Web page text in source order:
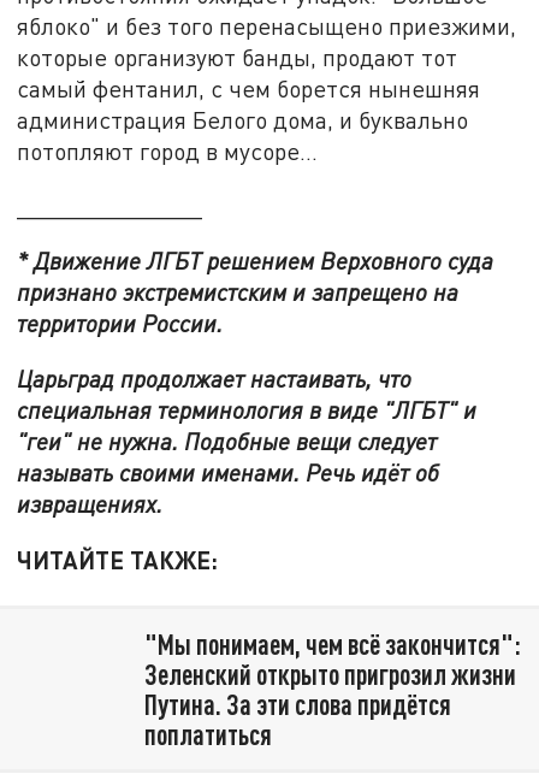
яблоко" и без того перенасыщено приезжими,
которые организуют банды, продают тот
самый фентанил, с чем борется нынешняя
администрация Белого дома, и буквально
потопляют город в мусоре...
* Движение ЛГБТ решением Верховного суда
признано экстремистским и запрещено на
территории России.
Царьград продолжает настаивать, что
специальная терминология в виде "ЛГБТ" и
"геи" не нужна. Подобные вещи следует
называть своими именами. Речь идёт об
извращениях.
ЧИТАЙТЕ ТАКЖЕ:
"Мы понимаем, чем всё закончится":
Зеленский открыто пригрозил жизни
Путина. За эти слова придётся
поплатиться